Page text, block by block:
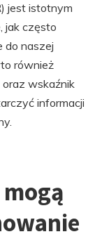
jest istotnym
jak często
do naszej
również
wskaźnik
informacji